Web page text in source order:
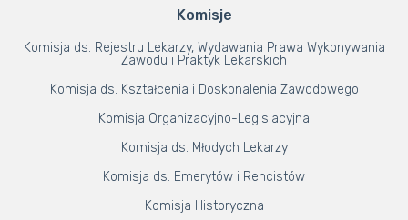
Komisje
Komisja ds. Rejestru Lekarzy, Wydawania Prawa Wykonywania
Zawodu i Praktyk Lekarskich
Komisja ds. Kształcenia i Doskonalenia Zawodowego
Komisja Organizacyjno-Legislacyjna
Komisja ds. Młodych Lekarzy
Komisja ds. Emerytów i Rencistów
Komisja Historyczna